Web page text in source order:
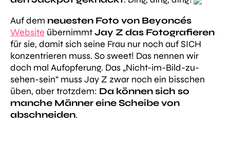
Auf dem neuesten Foto von Beyoncés
Website übernimmtJay Z das Fotografieren
für sie, damit sich seine Frau nur noch auf SICH
konzentrieren muss. So sweet! Das nennen wir
doch mal Aufopferung. Das „Nicht-im-Bild-zu-
sehen-sein“ muss Jay Z zwar noch ein bisschen
üben, aber trotzdem: Da können sich so
manche Männer eine Scheibe von
abschneiden.